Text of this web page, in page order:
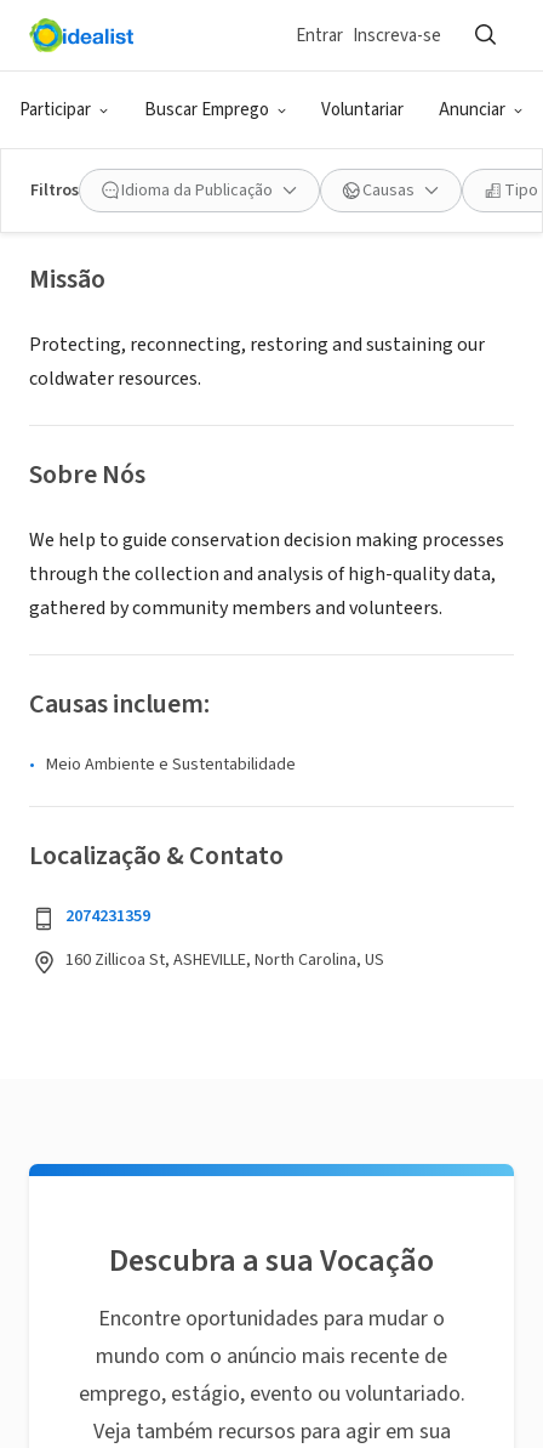
Participar Buscar Emprego Voluntariar Anunciar
Entrar Inscreva-se
Filtros Idioma da Publicação Causas Tipo
ONG (SETOR SOCIAL)
Trout Unlimited Southeast -
Community Science
ASHEVILLE, NC|www.tu.org/conservation/
Missão
Protecting, reconnecting, restoring and sustaining our
coldwater resources.
Sobre Nós
We help to guide conservation decision making processes
through the collection and analysis of high-quality data,
gathered by community members and volunteers.
Causas incluem:
Meio Ambiente e Sustentabilidade
Localização & Contato
2074231359
160 Zillicoa St, ASHEVILLE, North Carolina, US
Descubra a sua Vocação
Encontre oportunidades para mudar o
mundo com o anúncio mais recente de
emprego, estágio, evento ou voluntariado.
Veja também recursos para agir em sua